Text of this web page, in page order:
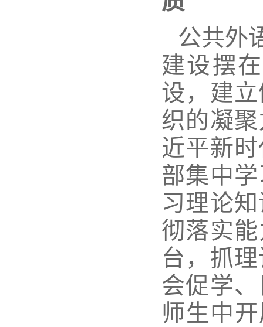
公共外
建设摆
设，建
织的凝
近平新
部集中
习理论
彻落实
台，抓
会促学
师生中